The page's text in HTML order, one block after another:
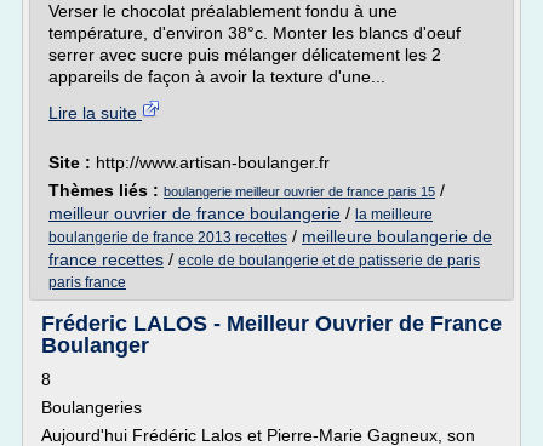
Verser le chocolat préalablement fondu à une
température, d'environ 38°c. Monter les blancs d'oeuf
serrer avec sucre puis mélanger délicatement les 2
appareils de façon à avoir la texture d'une...
Lire la suite
Site : http://www.artisan-boulanger.fr
Thèmes liés : boulangerie meilleur ouvrier de france paris 15 /
meilleur ouvrier de france boulangerie / la meilleure
boulangerie de france 2013 recettes / meilleure boulangerie de
france recettes / ecole de boulangerie et de patisserie de paris
paris france
Fréderic LALOS - Meilleur Ouvrier de France
Boulanger
8
Boulangeries
Aujourd'hui Frédéric Lalos et Pierre-Marie Gagneux, son